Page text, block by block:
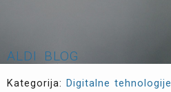
ALDI BLOG
Kategorija: Digitalne tehnologije